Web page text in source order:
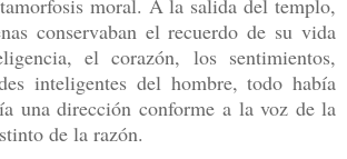
conservaban el recuerdo de su vida
el corazón, los sentimientos,
inteligentes del hombre, todo había
una dirección conforme a la voz de la
de la razón.